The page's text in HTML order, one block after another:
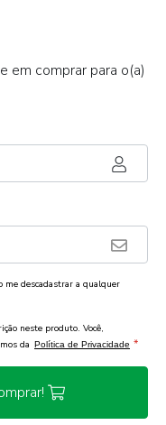
em comprar para o(a)
me descadastrar a qualquer
neste produto. Você,
da Política de Privacidade *